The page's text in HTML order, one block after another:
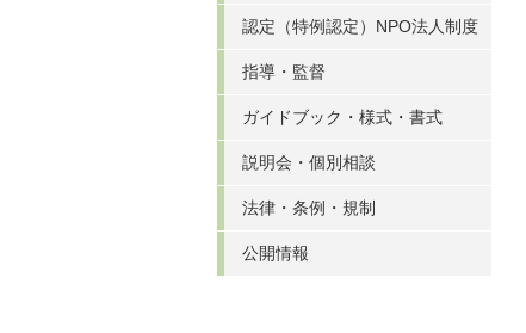
認定（特例認定）NPO法人制度
指導・監督
ガイドブック・様式・書式
説明会・個別相談
法律・条例・規制
公開情報